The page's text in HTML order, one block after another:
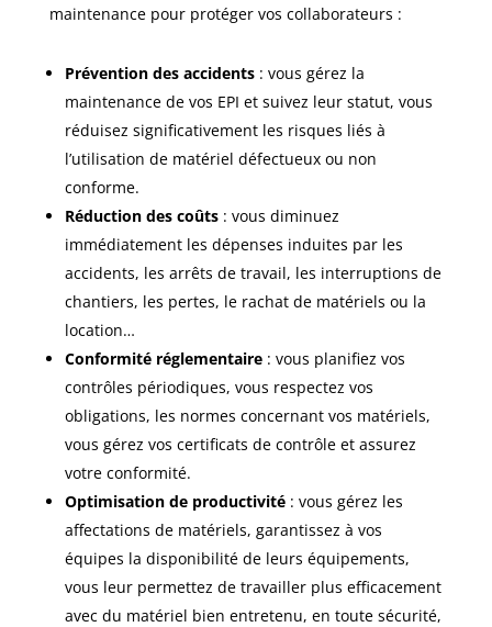
maintenance pour protéger vos collaborateurs :
Prévention des accidents: vous gérez la
maintenance de vos EPI et suivez leur statut, vous
réduisez significativement les risques liés à
l’utilisation de matériel défectueux ou non
conforme.
Réduction des coûts: vous diminuez
immédiatement les dépenses induites par les
accidents, les arrêts de travail, les interruptions de
chantiers, les pertes, le rachat de matériels ou la
location…
Conformité réglementaire: vous planifiez vos
contrôles périodiques, vous respectez vos
obligations, les normes concernant vos matériels,
vous gérez vos certificats de contrôle et assurez
votre conformité.
Optimisation de productivité: vous gérez les
affectations de matériels, garantissez à vos
équipes la disponibilité de leurs équipements,
vous leur permettez de travailler plus efficacement
avec du matériel bien entretenu, en toute sécurité,